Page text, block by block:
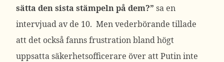
sätta den sista stämpeln på dem?” sa en
intervjuad av de 10. Men vederbörande tillade
att det också fanns frustration bland högt
uppsatta säkerhetsofficerare över att Putin inte